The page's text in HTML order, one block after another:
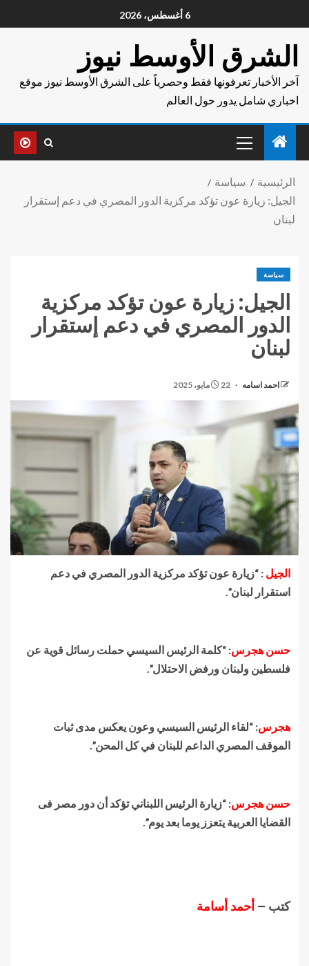
6 أغسطس، 2026
الشرق الأوسط نيوز
آخر الأخبار تعرفونها فقط وحصرياً على الشرق الأوسط نيوز موقع
اخباري شامل يدور حول العالم
الرئيسية
سياسة
الجيل: زيارة عون تؤكد مركزية الدور المصري في دعم إستقرار
لبنان
سياسة
الجيل: زيارة عون تؤكد مركزية
الدور المصري في دعم إستقرار
لبنان
احمد اسامه 22 مايو، 2025
الجيل : “زيارة عون تؤكد مركزية الدور المصري في دعم
استقرار لبنان”.
حسن هجرس: “كلمة الرئيس السيسي حملت رسائل قوية عن
فلسطين ولبنان ورفض الاحتلال”.
هجرس: “لقاء الرئيس السيسي وعون يعكس مدى ثبات
الموقف المصري الداعم للبنان في كل المحن”.
حسن هجرس: “زيارة الرئيس اللبناني تؤكد أن دور مصر فى
القضايا العربية يتعزز يوما بعد يوم”.
كتب – أحمد أسامة